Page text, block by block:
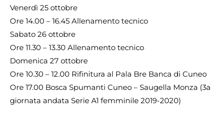
Venerdì 25 ottobre
Ore 14.00 – 16.45 Allenamento tecnico
Sabato 26 ottobre
Ore 11.30 – 13.30 Allenamento tecnico
Domenica 27 ottobre
Ore 10.30 – 12.00 Rifinitura al Pala Bre Banca di Cuneo
Ore 17.00 Bosca Spumanti Cuneo – Saugella Monza (3a
giornata andata Serie A1 femminile 2019-2020)